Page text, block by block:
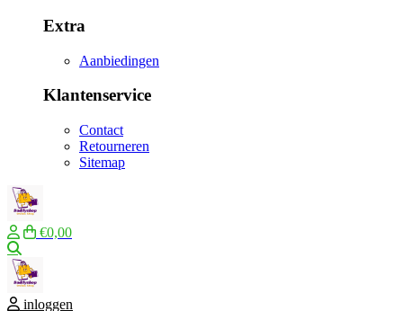
Extra
Aanbiedingen
Klantenservice
Contact
Retourneren
Sitemap
€0,00
inloggen